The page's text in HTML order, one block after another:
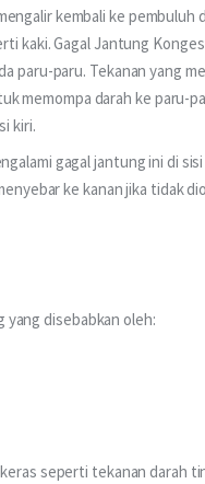
kembali ke
kaki. Gagal Jantung
paru-paru. Tekanan yang
memompa darah ke paru-
kiri.
gagal jantung ini di
ke kanan jika tidak
disebabkan oleh:
seperti tekanan darah